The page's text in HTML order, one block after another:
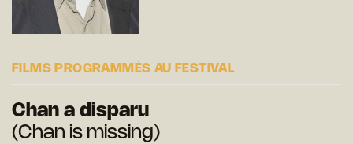
FILMS PROGRAMMÉS AU FESTIVAL
Chan a disparu
(Chan is missing)